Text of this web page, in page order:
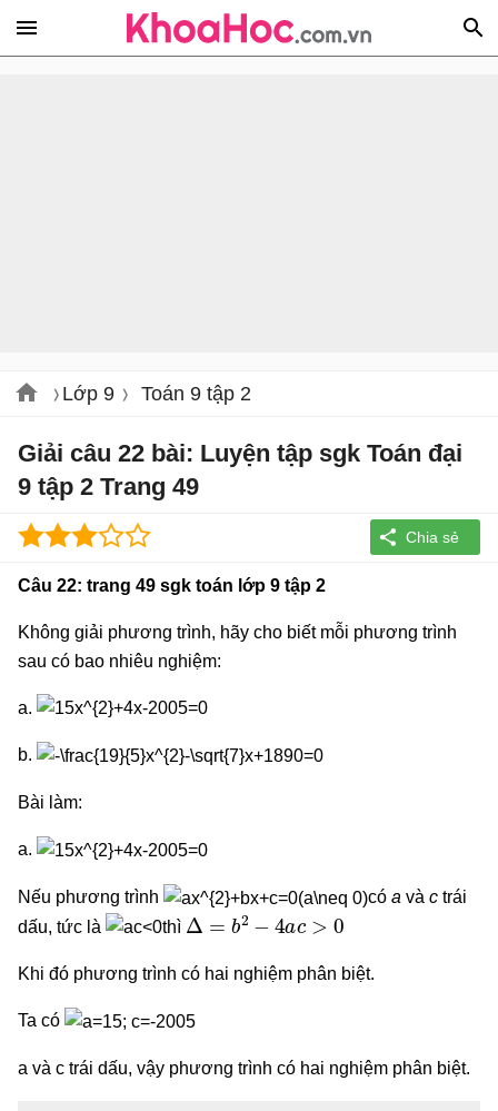
Lớp 9 Toán 9 tập 2
Giải câu 22 bài: Luyện tập sgk Toán đại
9 tập 2 Trang 49
Câu 22: trang 49 sgk toán lớp 9 tập 2
Không giải phương trình, hãy cho biết mỗi phương trình
sau có bao nhiêu nghiệm:
a.
b.
Bài làm:
a.
Nếu phương trình có a và c trái
dấu, tức là
thì
Δ =b 2− c 0
Khi đó phương trình có hai nghiệm phân biệt.
Ta có
a và c trái dấu, vậy phương trình có hai nghiệm phân biệt.